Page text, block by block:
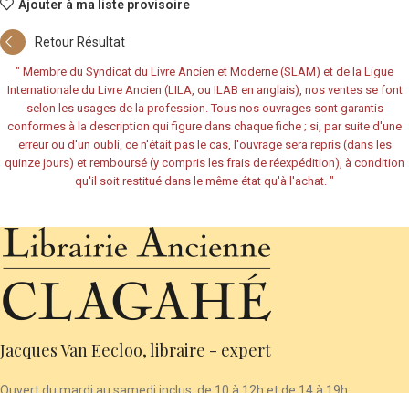
Ajouter à ma liste provisoire
Retour Résultat
" Membre du Syndicat du Livre Ancien et Moderne (SLAM) et de la Ligue
Internationale du Livre Ancien (LILA, ou ILAB en anglais), nos ventes se font
selon les usages de la profession. Tous nos ouvrages sont garantis
conformes à la description qui figure dans chaque fiche ; si, par suite d'une
erreur ou d'un oubli, ce n'était pas le cas, l'ouvrage sera repris (dans les
quinze jours) et remboursé (y compris les frais de réexpédition), à condition
qu'il soit restitué dans le même état qu'à l'achat. "
Jacques Van Eecloo, libraire - expert